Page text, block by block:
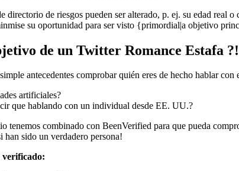
directorio de riesgos pueden ser alterado, p. ej. su edad
su oportunidad para ser visto {primordial|a objetivo
de un Twitter Romance Estafa ?!
antecedentes comprobar quién eres de hecho hablar
artificiales?
que hablando con un individual desde EE. UU.?
tenemos combinado con BeenVerified para que pueda
han sido un verdadero persona!